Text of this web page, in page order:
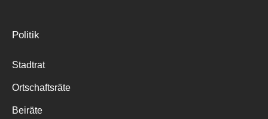
Politik
Stadtrat
Ortschaftsräte
Beiräte